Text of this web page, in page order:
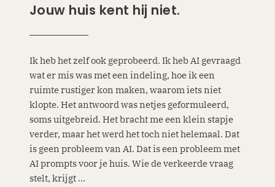
Jouw huis kent hij niet.
Ik heb het zelf ook geprobeerd. Ik heb AI gevraagd
wat er mis was met een indeling, hoe ik een
ruimte rustiger kon maken, waarom iets niet
klopte. Het antwoord was netjes geformuleerd,
soms uitgebreid. Het bracht me een klein stapje
verder, maar het werd het toch niet helemaal. Dat
is geen probleem van AI. Dat is een probleem met
AI prompts voor je huis. Wie de verkeerde vraag
stelt, krijgt ...